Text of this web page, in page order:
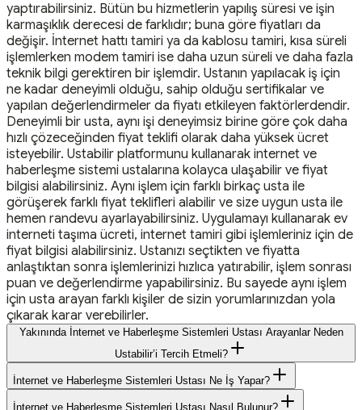
yaptırabilirsiniz. Bütün bu hizmetlerin yapılış süresi ve işin
karmaşıklık derecesi de farklıdır; buna göre fiyatları da
değişir. İnternet hattı tamiri ya da kablosu tamiri, kısa süreli
işlemlerken modem tamiri ise daha uzun süreli ve daha fazla
teknik bilgi gerektiren bir işlemdir. Ustanın yapılacak iş için
ne kadar deneyimli olduğu, sahip olduğu sertifikalar ve
yapılan değerlendirmeler da fiyatı etkileyen faktörlerdendir.
Deneyimli bir usta, aynı işi deneyimsiz birine göre çok daha
hızlı çözeceğinden fiyat teklifi olarak daha yüksek ücret
isteyebilir. Ustabilir platformunu kullanarak internet ve
haberleşme sistemi ustalarına kolayca ulaşabilir ve fiyat
bilgisi alabilirsiniz. Aynı işlem için farklı birkaç usta ile
görüşerek farklı fiyat teklifleri alabilir ve size uygun usta ile
hemen randevu ayarlayabilirsiniz. Uygulamayı kullanarak ev
interneti taşıma ücreti, internet tamiri gibi işlemleriniz için de
fiyat bilgisi alabilirsiniz. Ustanızı seçtikten ve fiyatta
anlaştıktan sonra işlemlerinizi hızlıca yatırabilir, işlem sonrası
puan ve değerlendirme yapabilirsiniz. Bu sayede aynı işlem
için usta arayan farklı kişiler de sizin yorumlarınızdan yola
çıkarak karar verebilirler.
Yakınında İnternet ve Haberleşme Sistemleri Ustası Arayanlar Neden
Ustabilir’i Tercih Etmeli?
İnternet ve Haberleşme Sistemleri Ustası Ne İş Yapar?
İnternet ve Haberleşme Sistemleri Ustası Nasıl Bulunur?